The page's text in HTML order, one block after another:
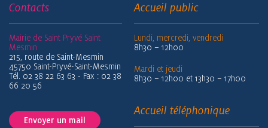
Contacts
Mairie de Saint Pryvé Saint
Mesmin
215, route de Saint-Mesmin
45750 Saint-Pryvé-Saint-Mesmin
Tél. 02 38 22 63 63 - Fax : 02 38
66 20 56
Envoyer un mail
Accueil public
Lundi, mercredi, vendredi
8h30 – 12h00
Mardi et jeudi
8h30 – 12h00 et 13h30 – 17h00
Accueil téléphonique